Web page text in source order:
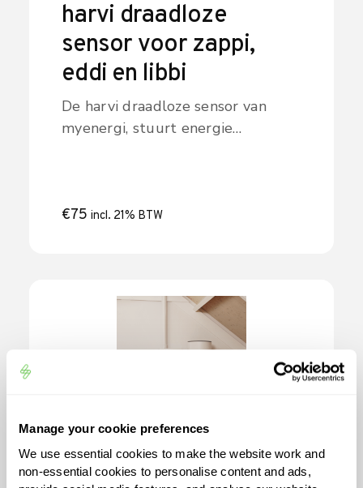
Manage your cookie preferences
We use essential cookies to make the website work and
non-essential cookies to personalise content and ads,
harvi draadloze
sensor voor zappi,
eddi en libbi
De harvi draadloze sensor van
myenergi, stuurt energie
€75 incl. 21% BTW
Inventum Sunsmart